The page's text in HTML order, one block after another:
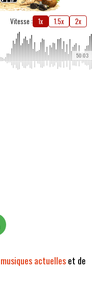
Vitesse : 1x 1.5x 2x
50:03
actuelleset de